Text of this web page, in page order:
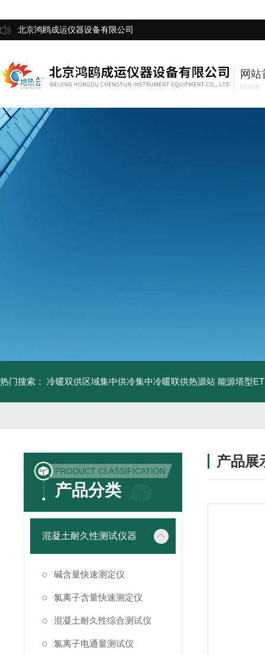
北京鸿鸥成运仪器设备有限公司
网站
Home
热门搜索： 冷暖双供区域集中供冷集中冷暖联供热源站 能源塔型
PRODUCT CLASSIFICATION
产品分类
混凝土耐久性测试仪器
碱含量快速测定仪
氯离子含量快速测定仪
混凝土耐久性综合测试仪
氯离子电通量测试仪
产品展